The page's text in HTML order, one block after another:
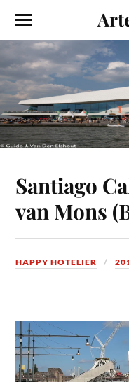
Santiago
van Mons
HAPPY HOTELIER